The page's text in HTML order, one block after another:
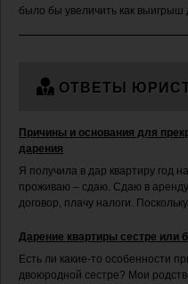
было бы увеличить как выигрыш
ОТВЕТЫ
Причины и основания для
дарения
Я получила в дар квартиру год
проживаю – сдаю. Сдаю в аренду
договор, плачу налоги.
Дарение квартиры сестре или
Есть ли какие-то особенности
двоюродной сестре? Мои